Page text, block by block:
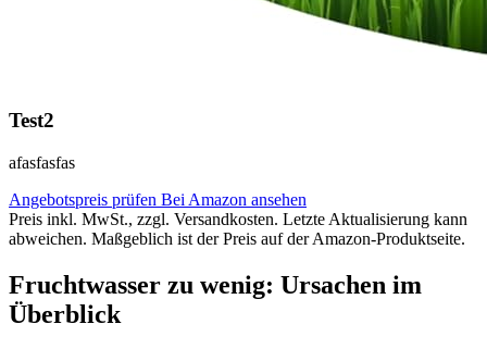
Test2
afasfasfas
Angebotspreis prüfen Bei Amazon ansehen
Preis inkl. MwSt., zzgl. Versandkosten. Letzte Aktualisierung kann
abweichen. Maßgeblich ist der Preis auf der Amazon-Produktseite.
Fruchtwasser zu wenig: Ursachen im
Überblick